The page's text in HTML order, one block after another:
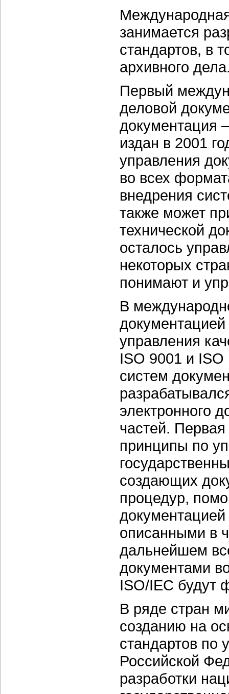
занимается
стандартов, в
архивного
Первый
деловой
документация
издан в 2001
управления
во всех
внедрения
также может
технической
осталось
некоторых
понимают и
В
управления
ISO 9001 и ISO
систем
электронного
частей.
принципы по
создающих
процедур,
описанными в
дальнейшем
документами
ISO/IEC будут
В ряде стран
созданию на
стандартов по
Российской
разработки